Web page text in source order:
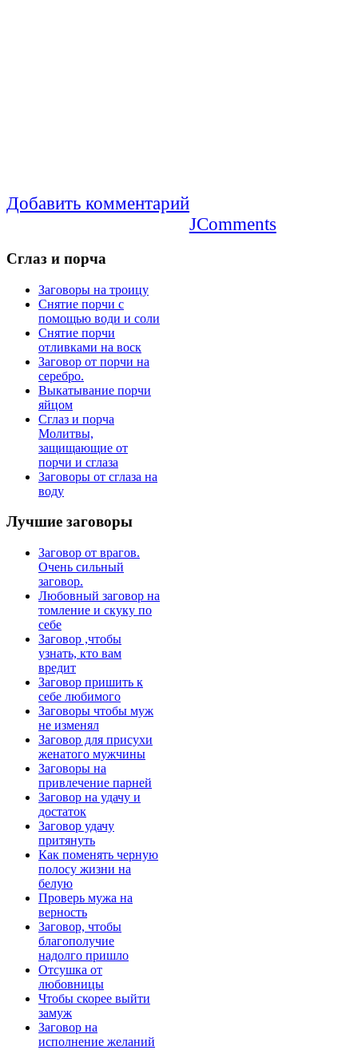
Добавить комментарий
JComments
Сглаз и порча
Заговоры на троицу
Снятие порчи с
помощью води и соли
Снятие порчи
отливками на воск
Заговор от порчи на
серебро.
Выкатывание порчи
яйцом
Сглаз и порча
Молитвы,
защищающие от
порчи и сглаза
Заговоры от сглаза на
воду
Лучшие заговоры
Заговор от врагов.
Очень сильный
заговор.
Любовный заговор на
томление и скуку по
себе
Заговор ,чтобы
узнать, кто вам
вредит
Заговор пришить к
себе любимого
Заговоры чтобы муж
не изменял
Заговор для присухи
женатого мужчины
Заговоры на
привлечение парней
Заговор на удачу и
достаток
Заговор удачу
притянуть
Как поменять черную
полосу жизни на
белую
Проверь мужа на
верность
Заговор, чтобы
благополучие
надолго пришло
Отсушка от
любовницы
Чтобы скорее выйти
замуж
Заговор на
исполнение желаний